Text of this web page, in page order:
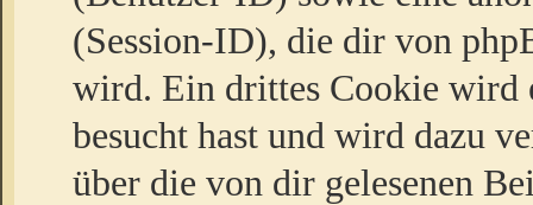
(Session-ID), die dir von
wird. Ein drittes Cookie wird
besucht hast und wird dazu
über die von dir gelesenen